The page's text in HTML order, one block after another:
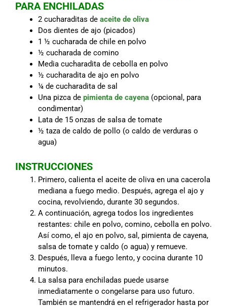
PARA ENCHILADAS
2 cucharaditas de aceite de oliva
Dos dientes de ajo (picados)
1 ½ cucharada de chile en polvo
½ cucharada de comino
Media cucharadita de cebolla en polvo
½ cucharadita de ajo en polvo
¼ de cucharadita de sal
Una pizca de pimienta de cayena (opcional, para
condimentar)
Lata de 15 onzas de salsa de tomate
½ taza de caldo de pollo (o caldo de verduras o
agua)
INSTRUCCIONES
Primero, calienta el aceite de oliva en una cacerola
mediana a fuego medio. Después, agrega el ajo y
cocina, revolviendo, durante 30 segundos.
A continuación, agrega todos los ingredientes
restantes: chile en polvo, comino, cebolla en polvo.
Así como, el ajo en polvo, sal, pimienta de cayena,
salsa de tomate y caldo (o agua) y remueve.
Después, lleva a fuego lento, y cocina durante 10
minutos.
La salsa para enchiladas puede usarse
inmediatamente o congelarse para uso futuro.
También se mantendrá en el refrigerador hasta por